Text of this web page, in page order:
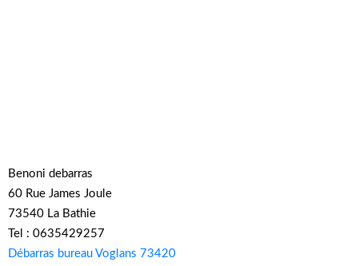
Benoni debarras
60 Rue James Joule
73540 La Bathie
Tel : 0635429257
Débarras bureau Voglans 73420